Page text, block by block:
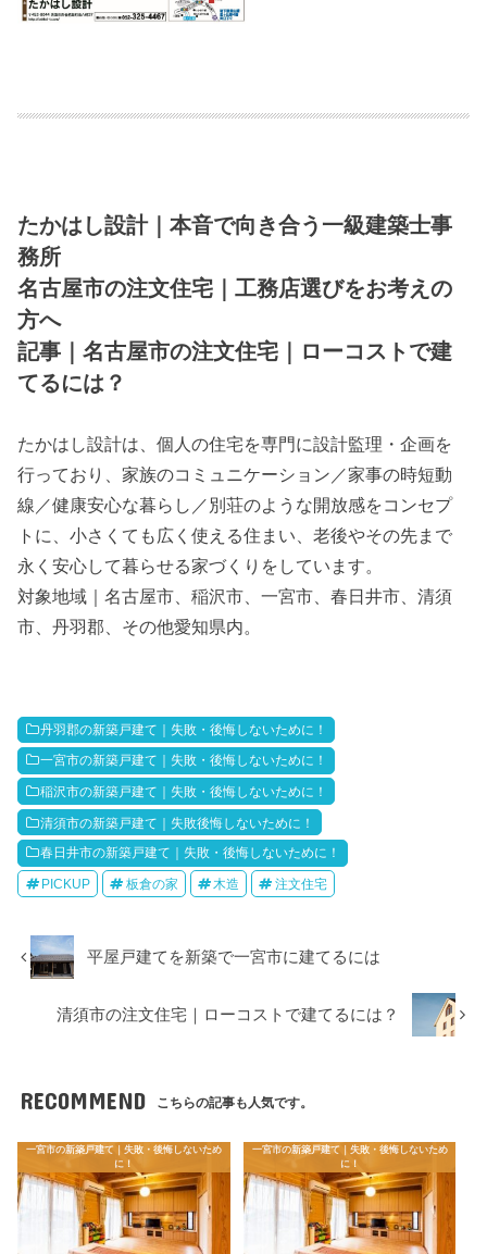
たかはし設計｜本音で向き合う一級建築士事
務所
名古屋市の注文住宅｜工務店選びをお考えの
方へ
記事｜名古屋市の注文住宅｜ローコストで建
てるには？
たかはし設計は、個人の住宅を専門に設計監理・企画を
行っており、家族のコミュニケーション／家事の時短動
線／健康安心な暮らし／別荘のような開放感をコンセプ
トに、小さくても広く使える住まい、老後やその先まで
永く安心して暮らせる家づくりをしています。
対象地域｜名古屋市、稲沢市、一宮市、春日井市、清須
市、丹羽郡、その他愛知県内。
丹羽郡の新築戸建て｜失敗・後悔しないために！
一宮市の新築戸建て｜失敗・後悔しないために！
稲沢市の新築戸建て｜失敗・後悔しないために！
清須市の新築戸建て｜失敗後悔しないために！
春日井市の新築戸建て｜失敗・後悔しないために！
PICKUP 板倉の家 木造 注文住宅
平屋戸建てを新築で一宮市に建てるには
清須市の注文住宅｜ローコストで建てるには？
RECOMMEND こちらの記事も人気です。
一宮市の新築戸建て｜失敗・後悔しないため
に！
一宮市の新築戸建て｜失敗・後悔しないため
に！